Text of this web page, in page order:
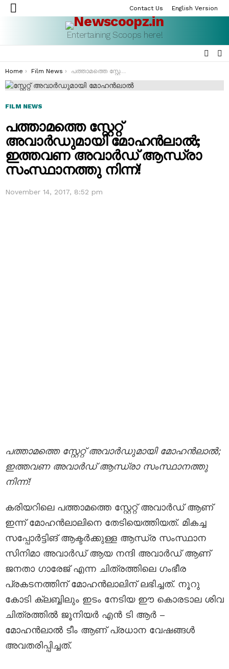
Menu
Contact Us English Version
Entertaining Scoops here!
You are here:
Home Film News പത്താമത്തെ സ്റ്റേറ്റ് അവാർഡുമായി മോഹൻലാൽ; ഇത്തവണ അവാർഡ് ആന്ധ്രാ സംസ്ഥാനത്തു നിന്ന്!
FILM NEWS
പത്താമത്തെ സ്റ്റേറ്റ്
അവാർഡുമായി മോഹൻലാൽ;
ഇത്തവണ അവാർഡ് ആന്ധ്രാ
സംസ്ഥാനത്തു നിന്ന്!
November 14, 2017, 8:52 pm
പത്താമത്തെ സ്റ്റേറ്റ് അവാർഡുമായി മോഹൻലാൽ;
ഇത്തവണ അവാർഡ് ആന്ധ്രാ സംസ്ഥാനത്തു
നിന്ന്!
കരിയറിലെ പത്താമത്തെ സ്റ്റേറ്റ് അവാർഡ് ആണ്
ഇന്ന് മോഹൻലാലിനെ തേടിയെത്തിയത്. മികച്ച
സപ്പോർട്ടിങ് ആക്ടർക്കുള്ള ആന്ധ്ര സംസ്ഥാന
സിനിമാ അവാർഡ് ആയ നന്ദി അവാർഡ് ആണ്
ജനതാ ഗാരേജ് എന്ന ചിത്രത്തിലെ ഗംഭീര
പ്രകടനത്തിന് മോഹൻലാലിന് ലഭിച്ചത്. നൂറു
കോടി ക്ലബ്ബിലും ഇടം നേടിയ ഈ കൊരടാല ശിവ
ചിത്രത്തിൽ ജൂനിയർ എൻ ടി ആർ –
മോഹൻലാൽ ടീം ആണ് പ്രധാന വേഷങ്ങൾ
അവതരിപ്പിച്ചത്.